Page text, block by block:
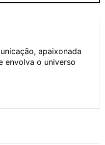
apaixonada
envolva o universo